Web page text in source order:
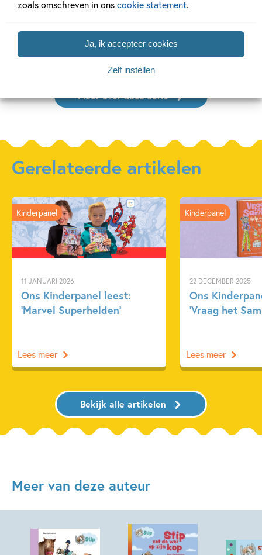
zoals omschreven in onscookie statement.
Ja, ik accepteer cookies
Zelf instellen
Stip –
Stip –
Driessen
Sam
Meer over deze serie
Gerelateerde artikelen
11 JANUARI 2026
Ons Kinderpanel leest:
‘Marvel Superhelden’
Kinderpanel
Lees meer
22 DECEMBER 2025
Ons
‘Vraag het
Kinderpanel
Lees meer
Bekijk alle artikelen
Meer van deze auteur